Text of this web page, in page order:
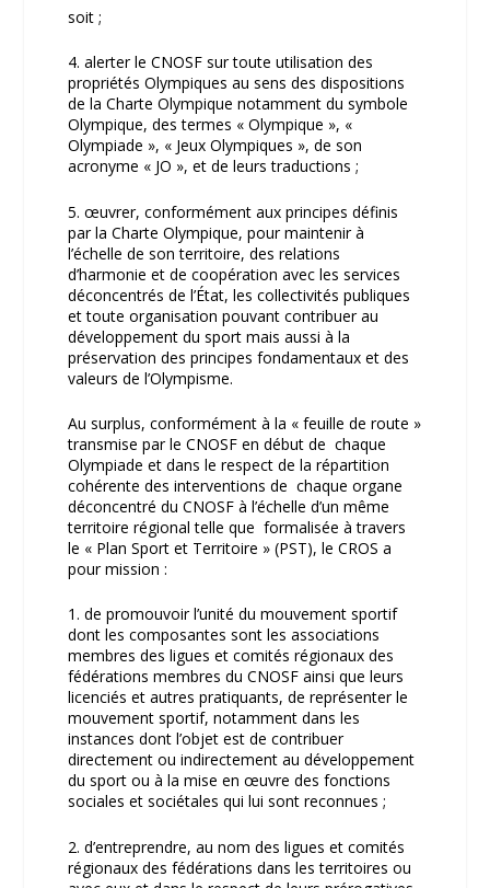
soit ;
4. alerter le CNOSF sur toute utilisation des
propriétés Olympiques au sens des dispositions
de la Charte Olympique notamment du symbole
Olympique, des termes « Olympique », «
Olympiade », « Jeux Olympiques », de son
acronyme « JO », et de leurs traductions ;
5. œuvrer, conformément aux principes définis
par la Charte Olympique, pour maintenir à
l’échelle de son territoire, des relations
d’harmonie et de coopération avec les services
déconcentrés de l’État, les collectivités publiques
et toute organisation pouvant contribuer au
développement du sport mais aussi à la
préservation des principes fondamentaux et des
valeurs de l’Olympisme.
Au surplus, conformément à la « feuille de route »
transmise par le CNOSF en début de chaque
Olympiade et dans le respect de la répartition
cohérente des interventions de chaque organe
déconcentré du CNOSF à l’échelle d’un même
territoire régional telle que formalisée à travers
le « Plan Sport et Territoire » (PST), le CROS a
pour mission :
1. de promouvoir l’unité du mouvement sportif
dont les composantes sont les associations
membres des ligues et comités régionaux des
fédérations membres du CNOSF ainsi que leurs
licenciés et autres pratiquants, de représenter le
mouvement sportif, notamment dans les
instances dont l’objet est de contribuer
directement ou indirectement au développement
du sport ou à la mise en œuvre des fonctions
sociales et sociétales qui lui sont reconnues ;
2. d’entreprendre, au nom des ligues et comités
régionaux des fédérations dans les territoires ou